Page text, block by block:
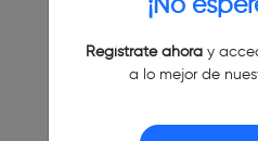
¡No
Regístrate ahoray
a lo mejor de